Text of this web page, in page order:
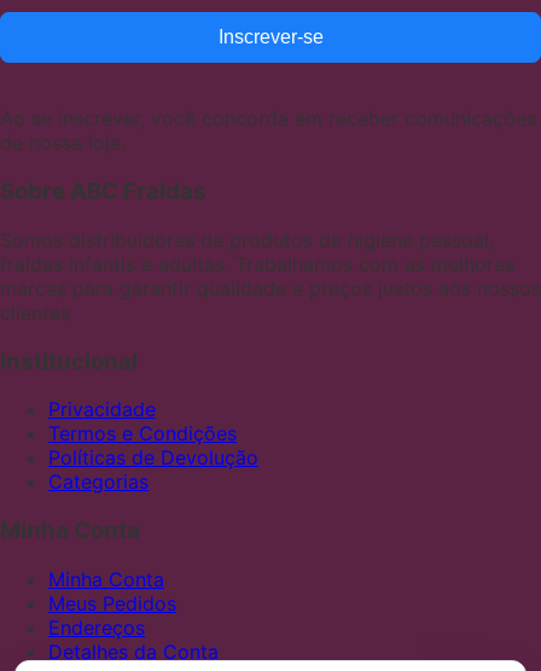
Inscrever-se
Ao se inscrever, você concorda em receber comunicações
de nossa loja.
Sobre ABC Fraldas
Somos distribuidores de produtos de higiene pessoal,
fraldas infantis e adultas. Trabalhamos com as melhores
marcas para garantir qualidade e preços justos aos nossos
clientes
Institucional
Privacidade
Termos e Condições
Políticas de Devolução
Categorias
Minha Conta
Minha Conta
Meus Pedidos
Endereços
Detalhes da Conta